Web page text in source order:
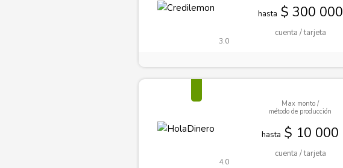
3.0
hasta $ 300 000
cuenta / tarjeta
4.0
Max monto /
método de producción
hasta $ 10 000
cuenta / tarjeta